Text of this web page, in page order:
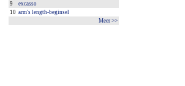
9
excasso
10 arm's length-beginsel
Meer >>